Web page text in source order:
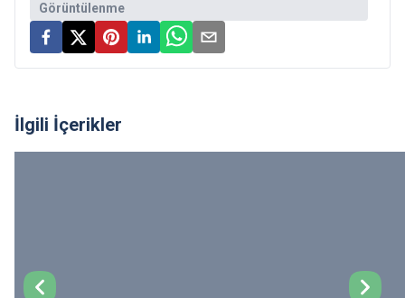
Görüntülenme
İlgili İçerikler